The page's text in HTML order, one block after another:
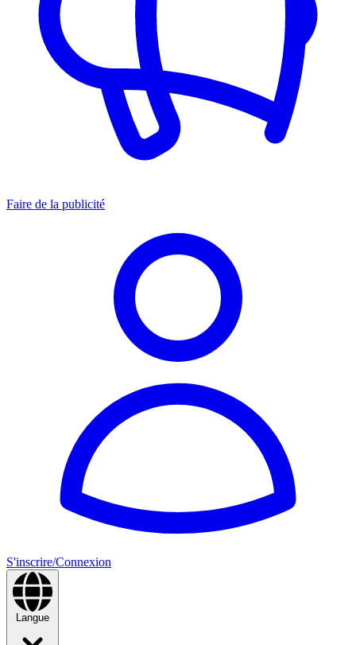
Faire de la publicité
S'inscrire/Connexion
Langue